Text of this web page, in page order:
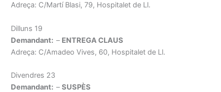
Adreça: C/Martí Blasi, 79, Hospitalet de Ll.
Dilluns 19
Demandant:– ENTREGA CLAUS
Adreça: C/Amadeo Vives, 60, Hospitalet de Ll.
Divendres 23
Demandant:–SUSPÈS